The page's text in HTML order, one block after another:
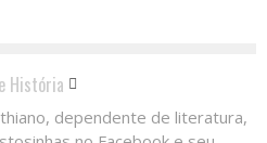
História
dependente de literatura,